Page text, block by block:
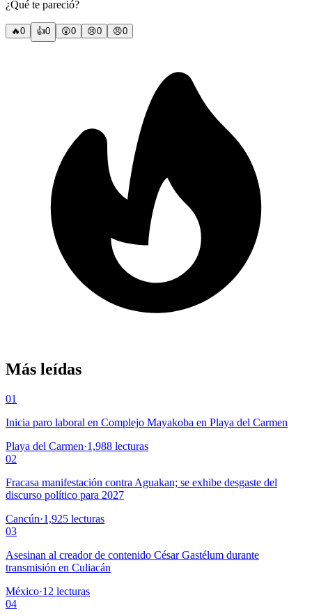
¿Qué te pareció?
🔥0 👍0 😲0 😢0 😠0
Más leídas
01
Inicia paro laboral en Complejo Mayakoba en Playa del Carmen
Playa del Carmen·1,988 lecturas
02
Fracasa manifestación contra Aguakan; se exhibe desgaste del
discurso político para 2027
Cancún·1,925 lecturas
03
Asesinan al creador de contenido César Gastélum durante
transmisión en Culiacán
México·12 lecturas
04